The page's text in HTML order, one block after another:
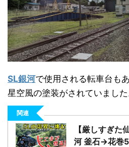
SL銀河で使用される転車台も
星空風の塗装がされていました
関連
【厳しすぎた
河 釜石→花巻